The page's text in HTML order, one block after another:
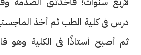
درس فى كلية الطب ثم أخذ
ثم أصبح أستاذًا فى الكلية وهو